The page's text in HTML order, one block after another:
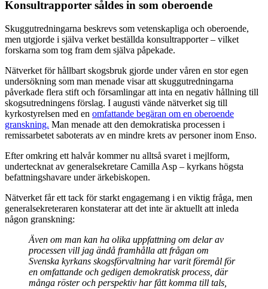
Konsultrapporter såldes in som oberoende
Skuggutredningarna beskrevs som vetenskapliga och oberoende,
men utgjorde i själva verket beställda konsultrapporter – vilket
forskarna som tog fram dem själva påpekade.
Nätverket för hållbart skogsbruk gjorde under våren en stor egen
undersökning som man menade visar att skuggutredningarna
påverkade flera stift och församlingar att inta en negativ hållning till
skogsutredningens förslag. I augusti vände nätverket sig till
kyrkostyrelsen med en omfattande begäran om en oberoende
granskning. Man menade att den demokratiska processen i
remissarbetet saboterats av en mindre krets av personer inom Enso.
Efter omkring ett halvår kommer nu alltså svaret i mejlform,
undertecknat av generalsekretare Camilla Asp – kyrkans högsta
befattningshavare under ärkebiskopen.
Nätverket får ett tack för starkt engagemang i en viktig fråga, men
generalsekreteraren konstaterar att det inte är aktuellt att inleda
någon granskning:
Även om man kan ha olika uppfattning om delar av
processen vill jag ändå framhålla att frågan om
Svenska kyrkans skogsförvaltning har varit föremål för
en omfattande och gedigen demokratisk process, där
många röster och perspektiv har fått komma till tals,